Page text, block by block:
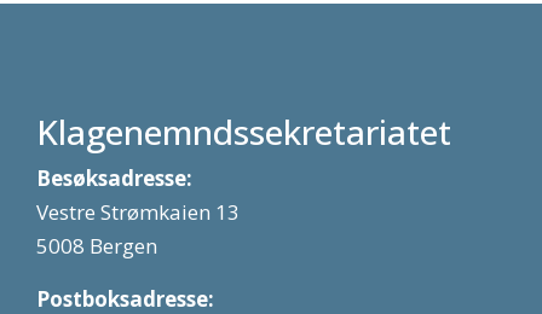
Klagenemndssekretariatet
Besøksadresse:
Vestre Strømkaien 13
5008 Bergen
Postboksadresse: